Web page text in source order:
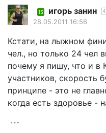
15 игорь занин
28.05.2011 16:56
Кстати, на лыжном
чел., но только 24 чел
почему я пишу, что и в
участников, скорость
принципе - это не
когда есть здоровье -